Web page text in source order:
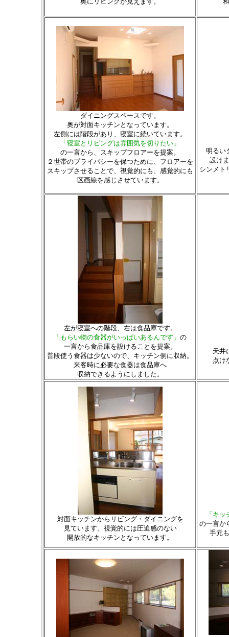
ダイニングスペースです。
奥が対面キッチンとなっています。
左側には階段があり、寝室に続いています。
「寝室とリビングは雰囲気を切りたい」
の一言から、スキップフロアーを提案。
２世帯のプライバシーを保つために、フロアーを
スキップさせることで、視覚的にも、感覚的にも
区画線を感じさせています。
明るい
設け
シンメト
左が寝室への階段、右は食品庫です。
「もらい物の食器がいっぱいあるんです」 の
一言から食品庫を設けることを提案。
普段使う食器は少ないので、キッチン側に収納。
来客時に必要な食器は食品庫へ
収納できるようにしました。
天井
点け
対面キッチンからリビング・ダイニングを
見ています。視覚的には圧迫感のない
開放的なキッチンとなっています。
「キ
の一言か
手元